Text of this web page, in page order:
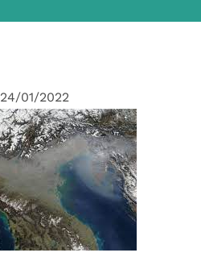
24/01/2022